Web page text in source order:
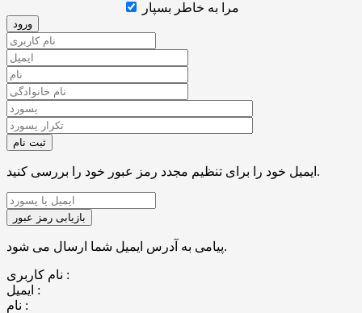
مرا به خاطر بسپار
ایمیل خود را برای تنظیم مجدد رمز عبور خود را بررسی کنید.
پیامی به آدرس ایمیل شما ارسال می شود.
نام کاربری :
ایمیل :
نام :